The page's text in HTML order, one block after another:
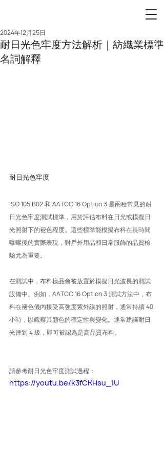
耐日光色牢度方法解析｜紡織業標準
名詞解釋
2024年12月25日
耐日光色牢度
ISO 105 B02 和 AATCC 16 Option 3 是兩種常見的耐
日光色牢度測試標準，用於評估布料在日光或模擬日
光照射下的褪色程度。這些標準能模擬布料在長時間
曝曬後的實際表現，對戶外用品和日常服飾的品質檢
驗尤為重要。
在測試中，布料樣品會被放置於模擬日光波長的測試
設備中。例如，AATCC 16 Option 3 測試方法中，布
料在褪色儀內接受高強度紫外線的照射，通常持續 40
小時，以觀察其顏色的穩定性與變化。通常建議耐日
光達到 4 級，即可被認為是高品質布料。
請參考耐日光色牢度測試過程：
https://youtu.be/k3fCKHsu_1U